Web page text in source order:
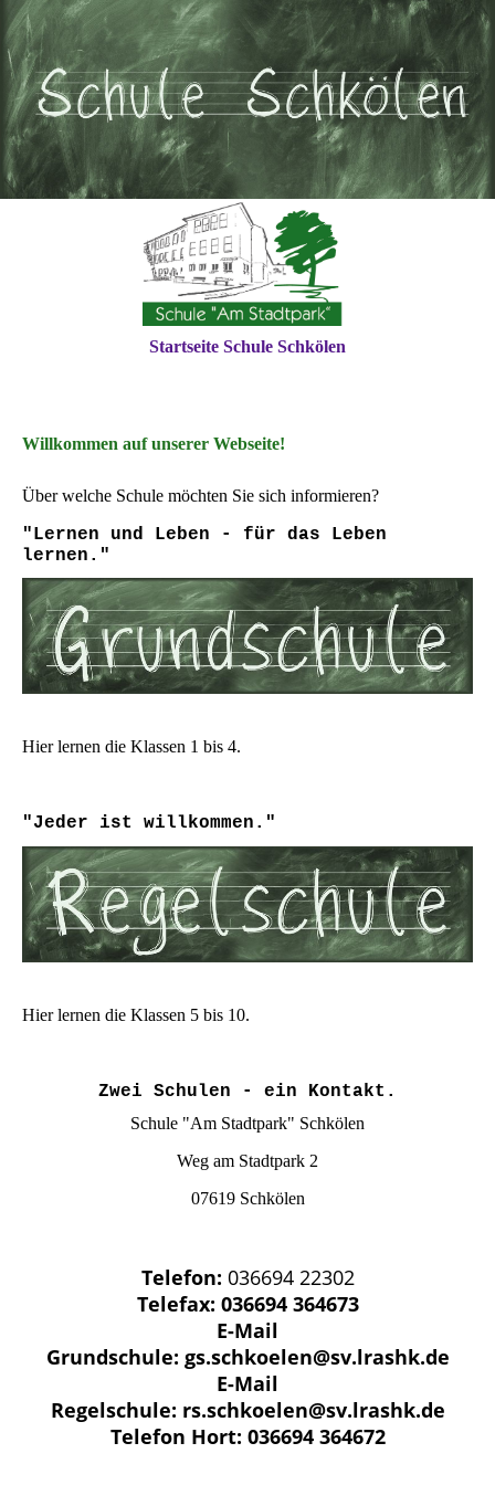
Startseite Schule Schkölen
Willkommen auf unserer Webseite!
Über welche Schule möchten Sie sich informieren?
"Lernen und Leben - für das Leben
lernen."
Hier lernen die Klassen 1 bis 4.
"Jeder ist willkommen."
Hier lernen die Klassen 5 bis 10.
Zwei Schulen - ein Kontakt.
Schule "Am Stadtpark" Schkölen
Weg am Stadtpark 2
07619 Schkölen
Telefon: 036694 22302
Telefax: 036694 364673
E-Mail
Grundschule: gs.schkoelen@sv.lrashk.de
E-Mail
Regelschule: rs.schkoelen@sv.lrashk.de
Telefon Hort: 036694 364672